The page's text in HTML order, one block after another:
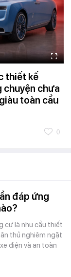
thiết kế
chuyện chưa
toàn cầu
0
đáp ứng
cư là nhu cầu thiết
thủ nghiêm ngặt
điện và an toàn